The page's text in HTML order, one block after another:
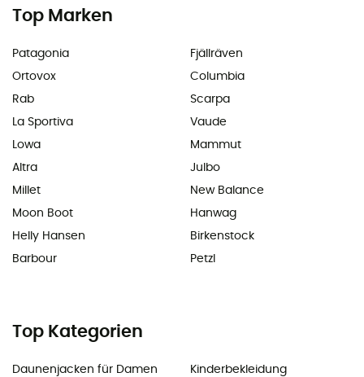
Top Marken
Patagonia
Ortovox
Rab
La Sportiva
Lowa
Altra
Millet
Moon Boot
Helly Hansen
Barbour
Fjällräven
Columbia
Scarpa
Vaude
Mammut
Julbo
New Balance
Hanwag
Birkenstock
Petzl
Top Kategorien
Daunenjacken für Damen
Kinderbekleidung